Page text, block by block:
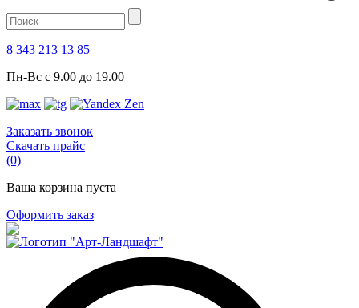
8 343 213 13 85
Пн-Вс с 9.00 до 19.00
Заказать звонок
Скачать прайс
(0)
Ваша корзина пуста
Оформить заказ